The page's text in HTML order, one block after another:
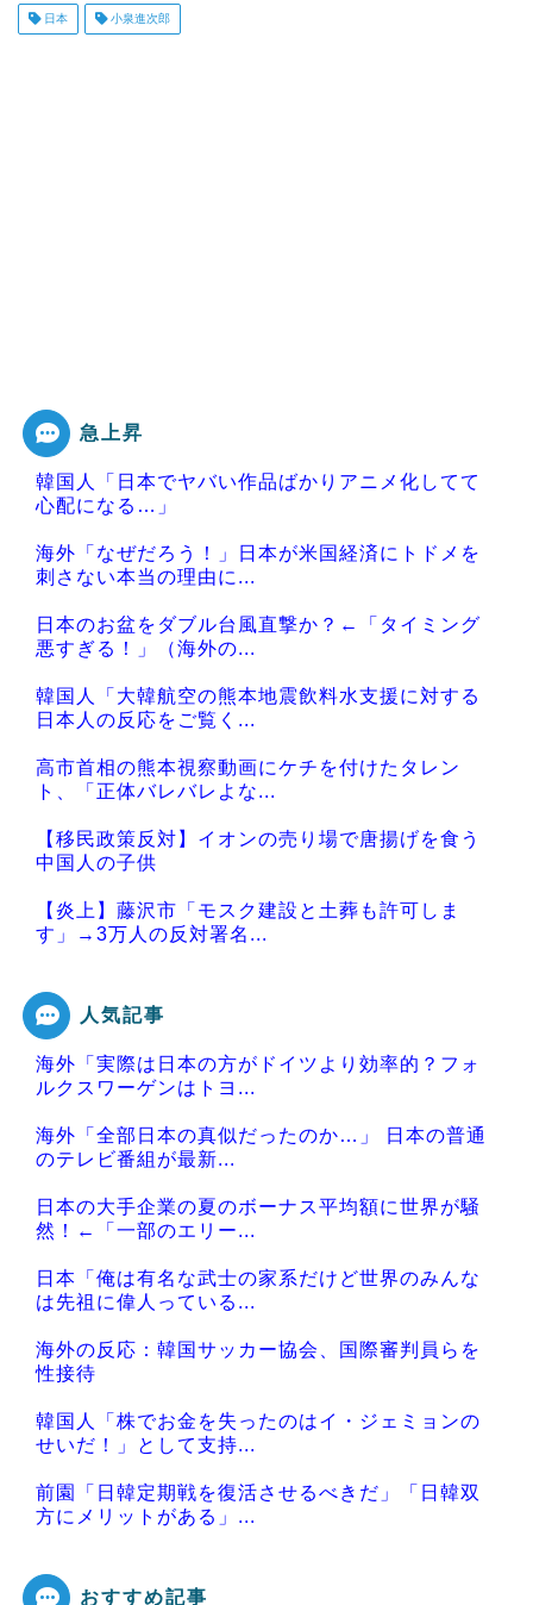
日本 小泉進次郎
急上昇
韓国人「日本でヤバい作品ばかりアニメ化してて
心配になる…」
海外「なぜだろう！」日本が米国経済にトドメを
刺さない本当の理由に...
日本のお盆をダブル台風直撃か？←「タイミング
悪すぎる！」（海外の...
韓国人「大韓航空の熊本地震飲料水支援に対する
日本人の反応をご覧く...
高市首相の熊本視察動画にケチを付けたタレン
ト、「正体バレバレよな...
【移民政策反対】イオンの売り場で唐揚げを食う
中国人の子供
【炎上】藤沢市「モスク建設と土葬も許可しま
す」→3万人の反対署名...
Powered by livedoor 相互RSS
人気記事
海外「実際は日本の方がドイツより効率的？フォ
ルクスワーゲンはトヨ...
海外「全部日本の真似だったのか…」 日本の普通
のテレビ番組が最新...
日本の大手企業の夏のボーナス平均額に世界が騒
然！←「一部のエリー...
日本「俺は有名な武士の家系だけど世界のみんな
は先祖に偉人っている...
海外の反応：韓国サッカー協会、国際審判員らを
性接待
韓国人「株でお金を失ったのはイ・ジェミョンの
せいだ！」として支持...
前園「日韓定期戦を復活させるべきだ」「日韓双
方にメリットがある」...
おすすめ記事